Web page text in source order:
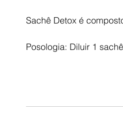
Sachê Detox é
Posologia: Diluir 1